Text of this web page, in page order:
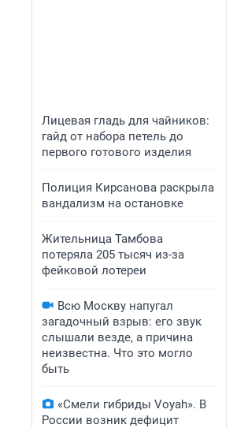
Лицевая гладь для чайников:
гайд от набора петель до
первого готового изделия
Полиция Кирсанова раскрыла
вандализм на остановке
Жительница Тамбова
потеряла 205 тысяч из-за
фейковой лотереи
Всю Москву напугал
загадочный взрыв: его звук
слышали везде, а причина
неизвестна. Что это могло
быть
«Смели гибриды Voyah». В
России возник дефицит